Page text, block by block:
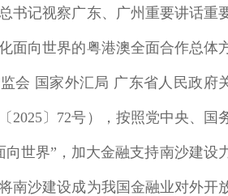
书记视察广东、广州重要讲话重
面向世界的粤港澳全面合作总体
会 国家外汇局 广东省人民政府
2025〕72号），按照党中央、国
世界”，加大金融支持南沙建设
南沙建设成为我国金融业对外开